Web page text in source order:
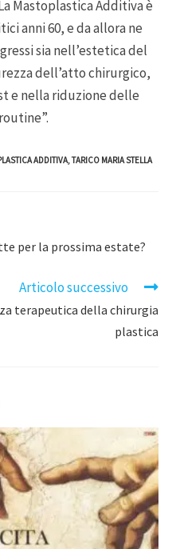
Mastoplastica Additiva è
anni 60, e da allora ne
sia nell’estetica del
dell’atto chirurgico,
e nella riduzione delle
ADDITIVA,TARICO MARIA STELLA
per la prossima estate?
Articolo successivo
terapeutica della chirurgia
plastica